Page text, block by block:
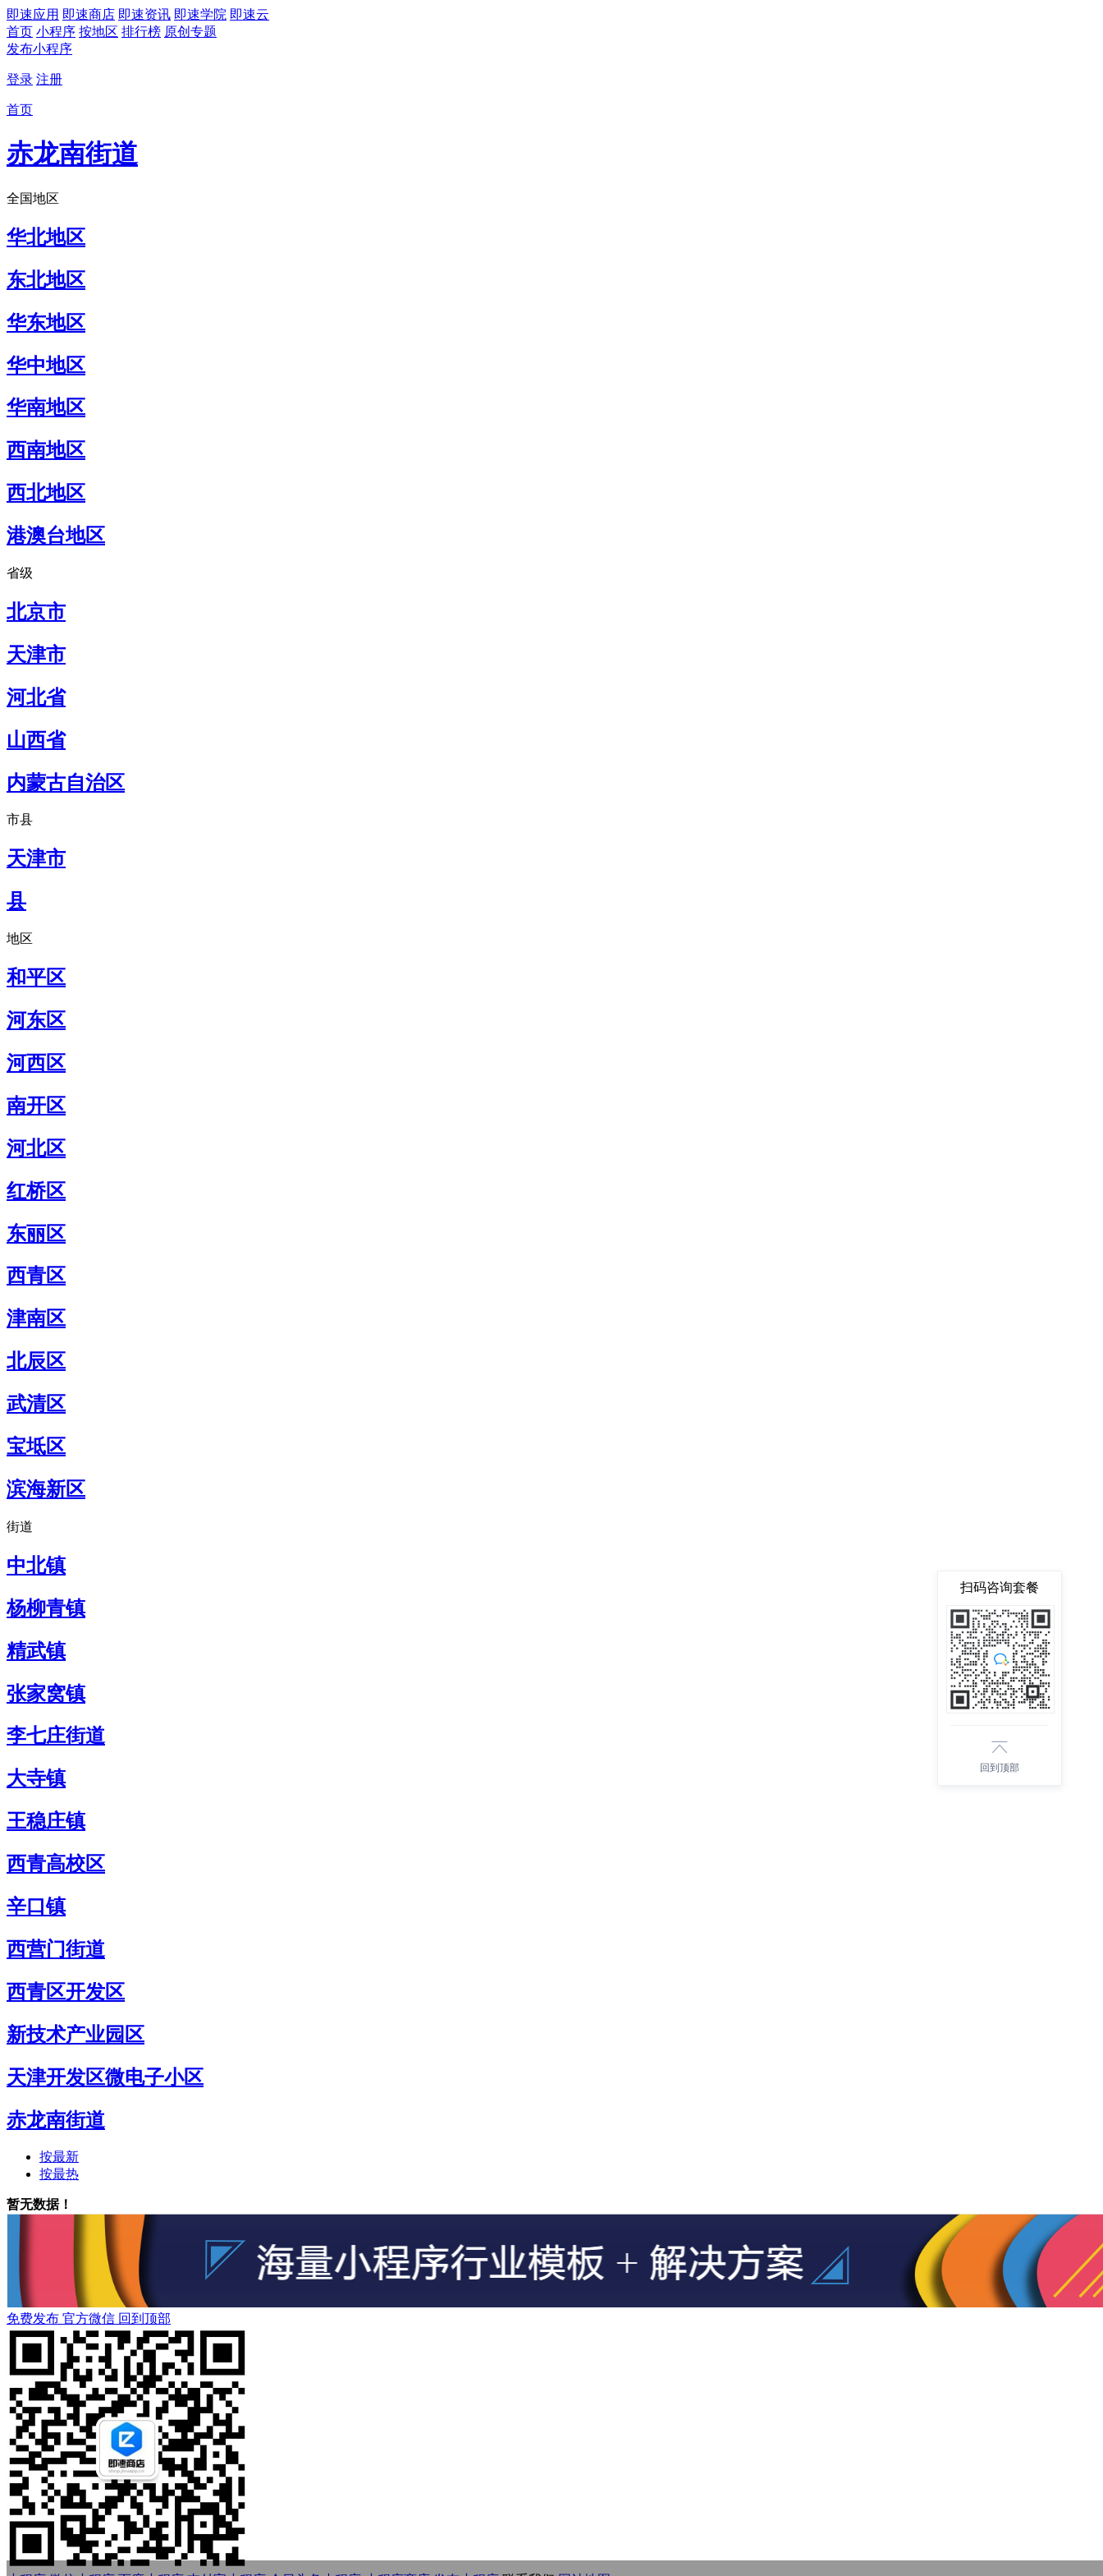
即速应用 即速商店 即速资讯 即速学院 即速云
首页 小程序 按地区 排行榜 原创专题
发布小程序
登录 注册
首页
赤龙南街道
全国地区
华北地区
东北地区
华东地区
华中地区
华南地区
西南地区
西北地区
港澳台地区
省级
北京市
天津市
河北省
山西省
内蒙古自治区
市县
天津市
县
地区
和平区
河东区
河西区
南开区
河北区
红桥区
东丽区
西青区
津南区
北辰区
武清区
宝坻区
滨海新区
街道
中北镇
杨柳青镇
精武镇
张家窝镇
李七庄街道
大寺镇
王稳庄镇
西青高校区
辛口镇
西营门街道
西青区开发区
新技术产业园区
天津开发区微电子小区
赤龙南街道
按最新
按最热
暂无数据！
免费发布 官方微信 回到顶部
扫码咨询套餐
回到顶部